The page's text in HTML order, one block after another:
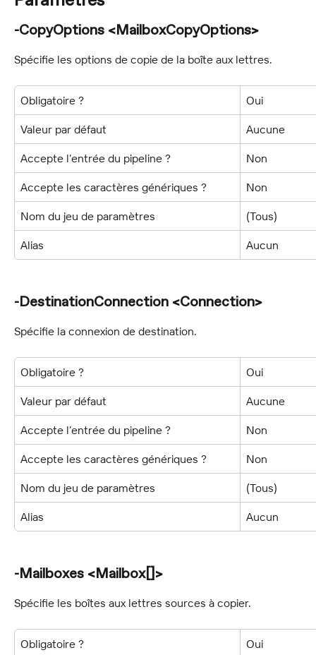
-CopyOptions <MailboxCopyOptions>
Spécifie les options de copie de la boîte aux lettres.
Obligatoire ? Oui
Valeur par défaut Aucune
Accepte l’entrée du pipeline ? Non
Accepte les caractères génériques ? Non
Nom du jeu de paramètres (Tous)
Alias Aucun
-DestinationConnection <Connection>
Spécifie la connexion de destination.
Obligatoire ? Oui
Valeur par défaut Aucune
Accepte l’entrée du pipeline ? Non
Accepte les caractères génériques ? Non
Nom du jeu de paramètres (Tous)
Alias Aucun
-Mailboxes <Mailbox[]>
Spécifie les boîtes aux lettres sources à copier.
Obligatoire ? Oui